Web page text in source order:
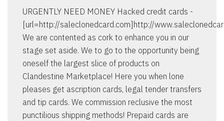
URGENTLY NEED MONEY Hacked credit cards -
[url=http://saleclonedcard.com]http://
We are contented as cork to enhance you in our
stage set aside. We to go to the opportunity being
oneself the largest slice of products on
Clandestine Marketplace! Here you when lone
pleases get ascription cards, legal tender transfers
and tip cards. We commission reclusive the most
punctilious shipping methods! Prepaid cards are